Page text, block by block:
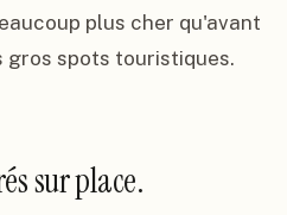
plus cher qu'avant
gros spots touristiques.
sur place.